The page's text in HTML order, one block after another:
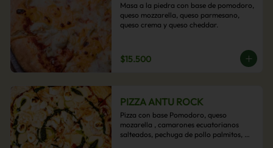
Masa a la piedra con base de pomodoro,
queso mozzarella, queso parmesano,
queso crema y queso cheddar.
$15.500
PIZZA ANTU ROCK
Pizza con base Pomodoro, queso
mozarella , camarones ecuatorianos
salteados, pechuga de pollo palmitos,